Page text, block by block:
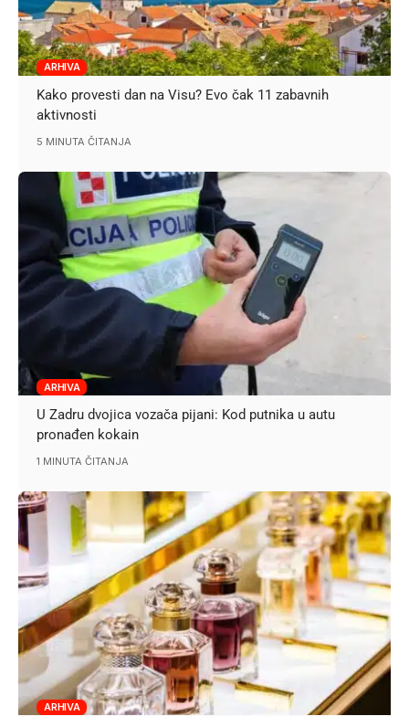
ARHIVA
Kako provesti dan na Visu? Evo čak 11 zabavnih
aktivnosti
5 MINUTA ČITANJA
ARHIVA
U Zadru dvojica vozača pijani: Kod putnika u autu
pronađen kokain
1 MINUTA ČITANJA
ARHIVA